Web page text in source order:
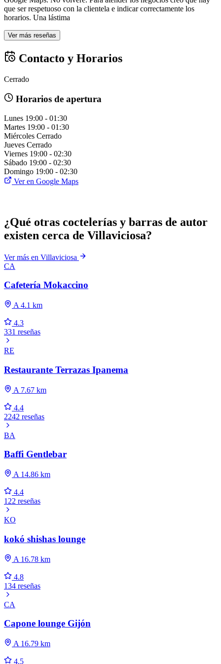
que ser respetuoso con la clientela e indicar correctamente los
horarios. Una lástima
Ver más reseñas
Contacto y Horarios
Cerrado
Horarios de apertura
Lunes 19:00 - 01:30
Martes 19:00 - 01:30
Miércoles Cerrado
Jueves Cerrado
Viernes 19:00 - 02:30
Sábado 19:00 - 02:30
Domingo 19:00 - 02:30
Ver en Google Maps
¿Qué otras coctelerías y barras de autor
existen cerca de Villaviciosa?
Ver más en Villaviciosa
CA
Cafetería Mokaccino
A 4.1 km
4.3
331 reseñas
RE
Restaurante Terrazas Ipanema
A 7.67 km
4.4
2242 reseñas
BA
Baffi Gentlebar
A 14.86 km
4.4
122 reseñas
KO
kokó shishas lounge
A 16.78 km
4.8
134 reseñas
CA
Capone lounge Gijón
A 16.79 km
4.5